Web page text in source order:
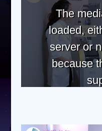
The
loaded,
server or
because